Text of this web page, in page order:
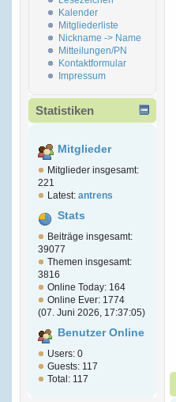
Kalender
Mitgliederliste
Nickname -> Name
Mitteilungen/PN
Kontaktformular
Impressum
Statistiken
Mitglieder
Mitglieder insgesamt:
221
Latest: antrens
Stats
Beiträge insgesamt:
39077
Themen insgesamt:
3816
Online Today: 164
Online Ever: 1774
(07. Juni 2026, 17:37:05)
Benutzer Online
Users: 0
Guests: 117
Total: 117